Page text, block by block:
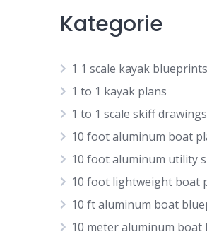
Kategorie
1 1 scale kayak blueprints
1 to 1 kayak plans
1 to 1 scale skiff drawings
10 foot aluminum boat
10 foot aluminum utility
10 foot lightweight boat
10 ft aluminum boat
10 meter aluminum boat